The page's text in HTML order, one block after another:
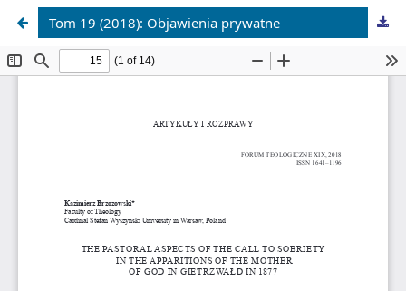
Tom 19 (2018): Objawienia prywatne